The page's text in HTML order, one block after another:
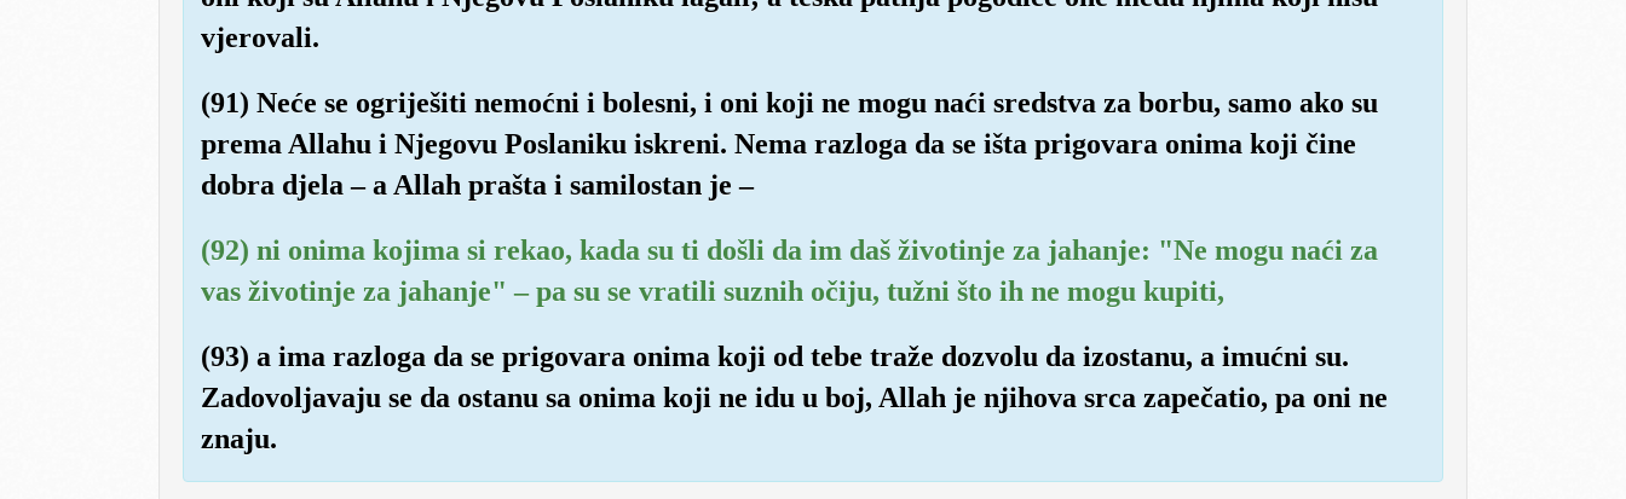
vjerovali.
(91) Neće se ogriješiti nemoćni i bolesni, i oni koji ne mogu naći sredstva za borbu, samo ako su
prema Allahu i Njegovu Poslaniku iskreni. Nema razloga da se išta prigovara onima koji čine
dobra djela – a Allah prašta i samilostan je –
(92) ni onima kojima si rekao, kada su ti došli da im daš životinje za jahanje: "Ne mogu naći za
vas životinje za jahanje" – pa su se vratili suznih očiju, tužni što ih ne mogu kupiti,
(93) a ima razloga da se prigovara onima koji od tebe traže dozvolu da izostanu, a imućni su.
Zadovoljavaju se da ostanu sa onima koji ne idu u boj, Allah je njihova srca zapečatio, pa oni ne
znaju.